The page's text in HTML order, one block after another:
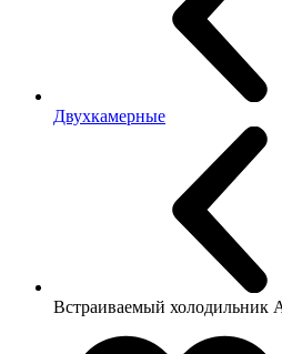
Двухкамерные
Встраиваемый холодильник